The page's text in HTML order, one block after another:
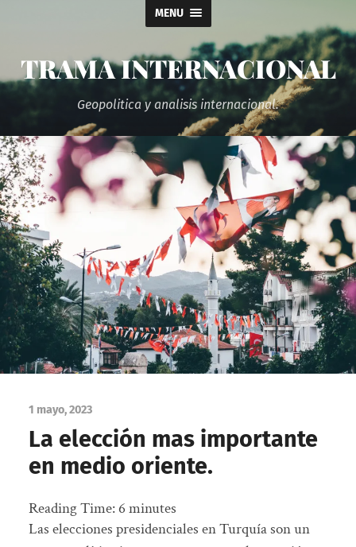
MENU
TRAMA INTERNACIONAL
Geopolitica y analisis internacional.
1 mayo, 2023
La elección mas importante
en medio oriente.
Reading Time:6minutes
Las elecciones presidenciales en Turquía son un